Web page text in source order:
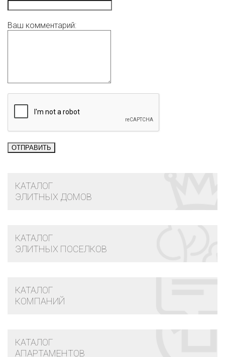
Ваш комментарий:
КАТАЛОГ
ЭЛИТНЫХ ДОМОВ
КАТАЛОГ
ЭЛИТНЫХ ПОСЕЛКОВ
КАТАЛОГ
КОМПАНИЙ
КАТАЛОГ
АПАРТАМЕНТОВ